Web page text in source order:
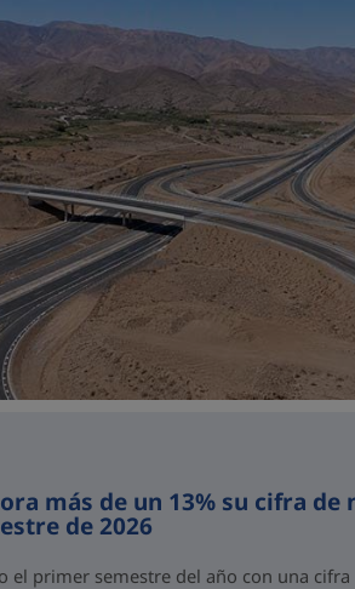
más de un 13% su cifra de
de 2026
el primer semestre del año con una